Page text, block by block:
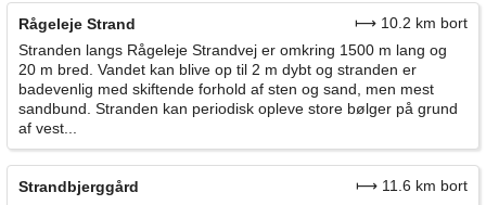
Rågeleje Strand
⟼ 10.2 km bort
Stranden langs Rågeleje Strandvej er omkring 1500 m lang og
20 m bred. Vandet kan blive op til 2 m dybt og stranden er
badevenlig med skiftende forhold af sten og sand, men mest
sandbund. Stranden kan periodisk opleve store bølger på grund
af vest...
Strandbjerggård
⟼ 11.6 km bort